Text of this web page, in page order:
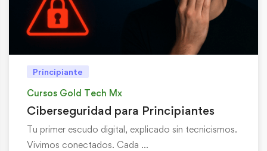
Principiante
Cursos Gold Tech Mx
Ciberseguridad para Principiantes
Tu primer escudo digital, explicado sin tecnicismos.
Vivimos conectados. Cada …